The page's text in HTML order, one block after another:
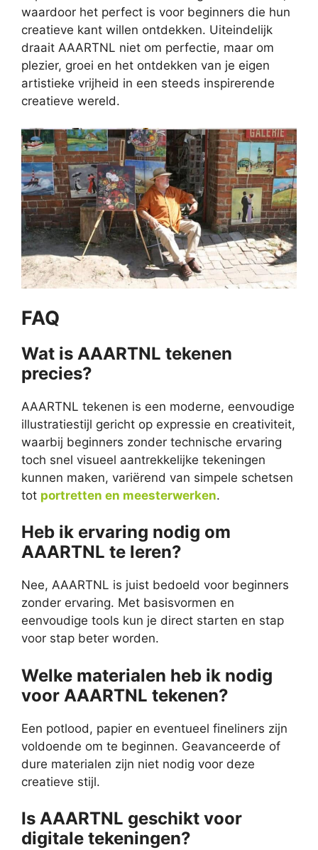
waardoor het perfect is voor beginners die hun
creatieve kant willen ontdekken. Uiteindelijk
draait AAARTNL niet om perfectie, maar om
plezier, groei en het ontdekken van je eigen
artistieke vrijheid in een steeds inspirerende
creatieve wereld.
FAQ
Wat is AAARTNL tekenen
precies?
AAARTNL tekenen is een moderne, eenvoudige
illustratiestijl gericht op expressie en creativiteit,
waarbij beginners zonder technische ervaring
toch snel visueel aantrekkelijke tekeningen
kunnen maken, variërend van simpele schetsen
tot portretten en meesterwerken.
Heb ik ervaring nodig om
AAARTNL te leren?
Nee, AAARTNL is juist bedoeld voor beginners
zonder ervaring. Met basisvormen en
eenvoudige tools kun je direct starten en stap
voor stap beter worden.
Welke materialen heb ik nodig
voor AAARTNL tekenen?
Een potlood, papier en eventueel fineliners zijn
voldoende om te beginnen. Geavanceerde of
dure materialen zijn niet nodig voor deze
creatieve stijl.
Is AAARTNL geschikt voor
digitale tekeningen?